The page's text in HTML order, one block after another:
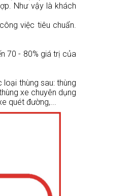
Như vậy là khách
việc tiêu chuẩn.
70 - 80% giá trị của
thùng sau: thùng
xe chuyên dụng
quét đường,...